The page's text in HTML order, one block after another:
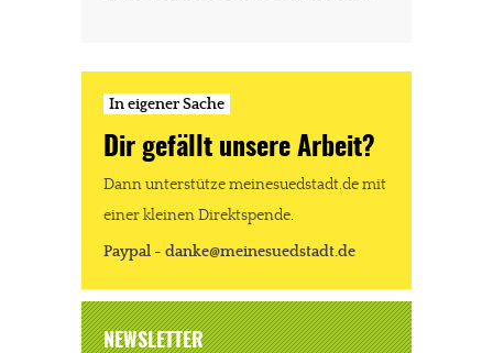
In eigener Sache
Dir gefällt unsere Arbeit?
Dann unterstütze meinesuedstadt.de mit
einer kleinen Direktspende.
Paypal - danke@meinesuedstadt.de
NEWSLETTER